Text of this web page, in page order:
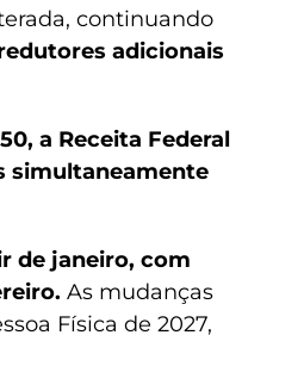
continuando
adicionais
a Receita Federal
simultaneamente
de janeiro, com
As mudanças
Física de 2027,